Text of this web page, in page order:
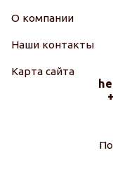
О компании
Наши контакты
Карта сайта